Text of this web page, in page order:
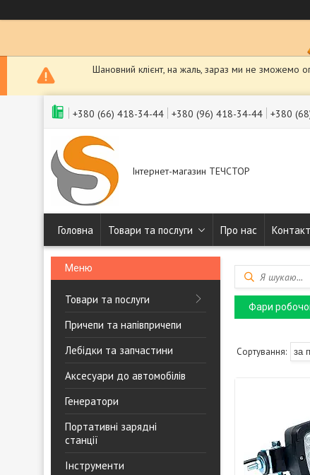
Шановний клієнт, на жаль, зараз ми не зможемо
+380 (66) 418-34-44 +380 (96) 418-34-44 +380
Інтернет-магазин ТЕЧСТОР
Головна Товари та послуги Про нас
Товари та послуги
Причепи та напівпричепи
Лебідки та запчастини
Аксесуари до автомобілів
Генератори
Портативні зарядні
станції
Інструменти
Фари